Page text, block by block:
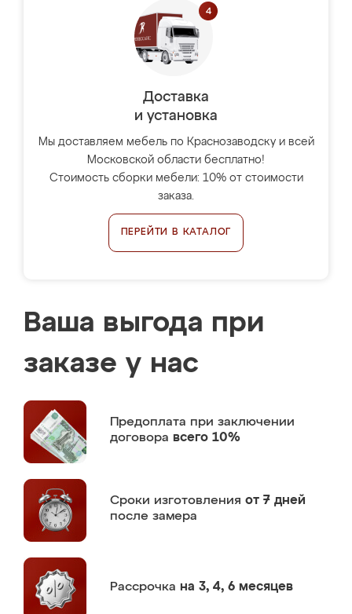
Доставка
и установка
Мы доставляем мебель по Краснозаводску и всей
Московской области бесплатно!
Стоимость сборки мебели: 10% от стоимости
заказа.
ПЕРЕЙТИ В КАТАЛОГ
Ваша выгода при
заказе у нас
Предоплата при заключении
договора всего 10%
Сроки изготовления от 7 дней
после замера
Рассрочка на 3, 4, 6 месяцев